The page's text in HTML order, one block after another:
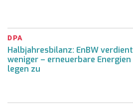
DPA
Halbjahresbilanz: EnBW verdient
weniger – erneuerbare Energien
legen zu